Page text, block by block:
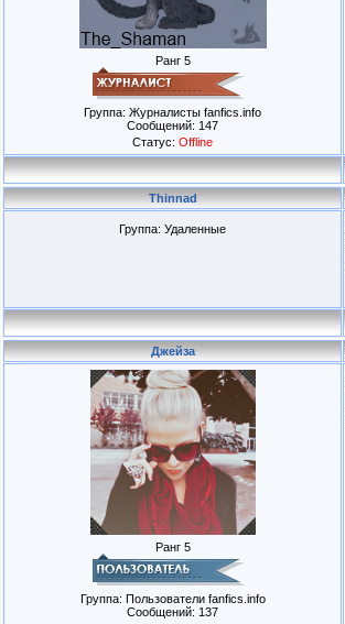
Ранг 5
Группа: Журналисты fanfics.info
Сообщений: 147
Статус: Offline
Thinnad
Группа: Удаленные
Джейза
Ранг 5
Группа: Пользователи fanfics.info
Сообщений: 137